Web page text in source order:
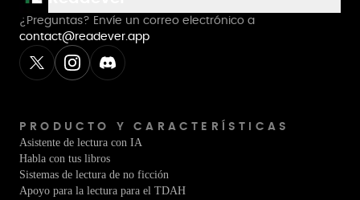
¿Preguntas? Envíe un correo electrónico a
contact@readever.app
PRODUCTO Y CARACTERÍSTICAS
Asistente de lectura con IA
Habla con tus libros
Sistemas de lectura de no ficción
Apoyo para la lectura para el TDAH